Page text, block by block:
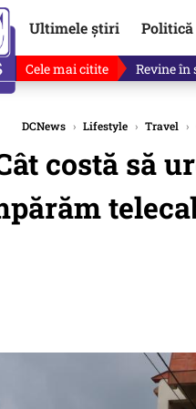
Ultimele știri Politică
Cele mai citite Revine în
DCNews › Lifestyle › Travel ›
costă să